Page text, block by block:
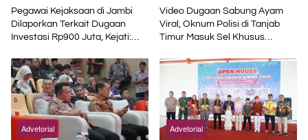
Pegawai Kejaksaan di Jambi
Dilaporkan Terkait Dugaan
Investasi Rp900 Juta, Kejati:
Video Dugaan Sabung Ayam
Viral, Oknum Polisi di Tanjab
Timur Masuk Sel Khusus
Advetorial Advetorial